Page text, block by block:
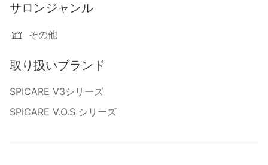
サロンジャンル
その他
取り扱いブランド
SPICARE V3シリーズ
SPICARE V.O.S シリーズ